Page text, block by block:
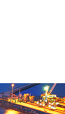
污成人网站动态